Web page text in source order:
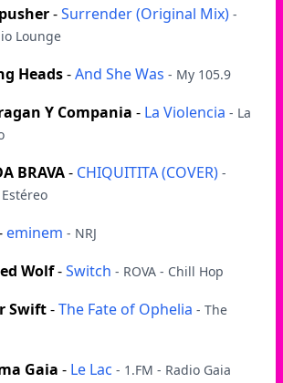
-Surrender (Original Mix) -
Lounge
Heads-And She Was - My 105.9
Y Compania - La Violencia - La
BRAVA- CHIQUITITA (COVER) -
eminem - NRJ
Wolf-Switch - ROVA - Chill Hop
Swift-The Fate of Ophelia - The
Gaia - Le Lac - 1.FM - Radio Gaia